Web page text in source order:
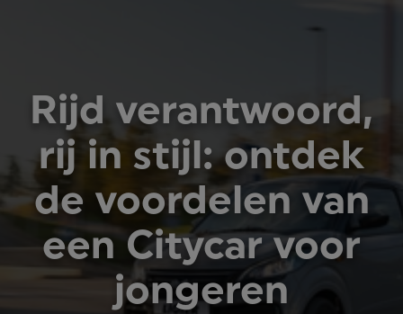
Rijd verantwoord,
rij in stijl: ontdek
de voordelen van
een Citycar voor
jongeren